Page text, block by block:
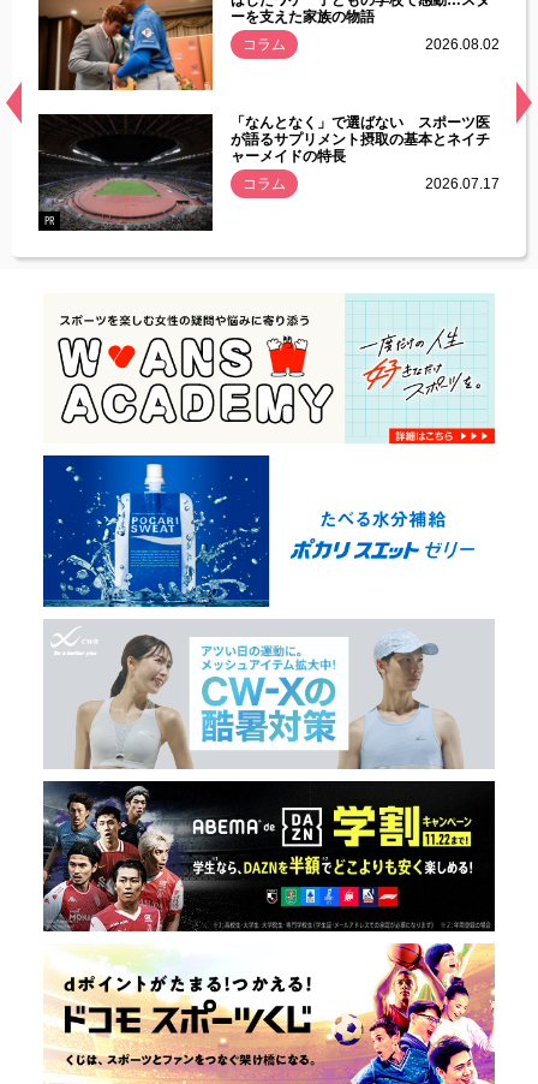
常
ーを支えた家族の物語
コラム
2026.08.02
PR
「なんとなく」で選ばない スポーツ医
が語るサプリメント摂取の基本とネイチ
ャーメイドの特長
コラム
2026.07.17